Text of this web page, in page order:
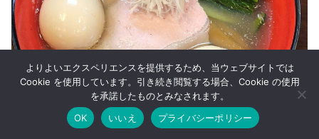
ホーム 検索 トップ
よりよいエクスペリエンスを提供するため、当ウェブサイトでは
Cookie を使用しています。引き続き閲覧する場合、Cookie の使用
を承諾したものとみなされます。
OK
いいえ プライバシーポリシー